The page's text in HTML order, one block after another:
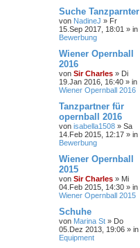
Suche Tanzparnter
von NadineJ » Fr
15.Sep 2017, 18:01 » in
Bewerbung
Wiener Opernball
2016
von Sir Charles » Di
19.Jan 2016, 16:40 » in
Wiener Opernball 2016
Tanzpartner für
opernball 2016
von isabella1508 » Sa
14.Feb 2015, 12:17 » in
Bewerbung
Wiener Opernball
2015
von Sir Charles » Mi
04.Feb 2015, 14:30 » in
Wiener Opernball 2015
Schuhe
von Marina St » Do
05.Dez 2013, 19:06 » in
Equipment